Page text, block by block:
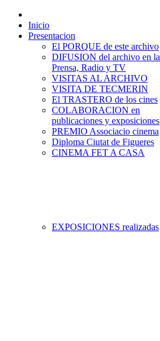
Inicio
Presentacion
El PORQUE de este archivo
DIFUSION del archivo en la
Prensa, Radio y TV
VISITAS AL ARCHIVO
VISITA DE TECMERIN
El TRASTERO de los cines
COLABORACION en
publicaciones y exposiciones
PREMIO Associacio cinema
Diploma Ciutat de Figueres
CINEMA FET A CASA
EXPOSICIONES realizadas